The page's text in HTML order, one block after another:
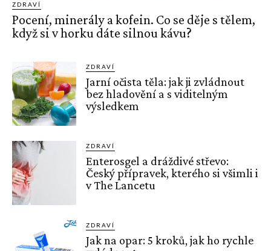
ZDRAVÍ
Pocení, minerály a kofein. Co se děje s tělem,
když si v horku dáte silnou kávu?
ZDRAVÍ
Jarní očista těla: jak ji zvládnout
bez hladovění a s viditelným
výsledkem
ZDRAVÍ
Enterosgel a dráždivé střevo:
Český přípravek, kterého si všimli i
v The Lancetu
ZDRAVÍ
Jak na opar: 5 kroků, jak ho rychle